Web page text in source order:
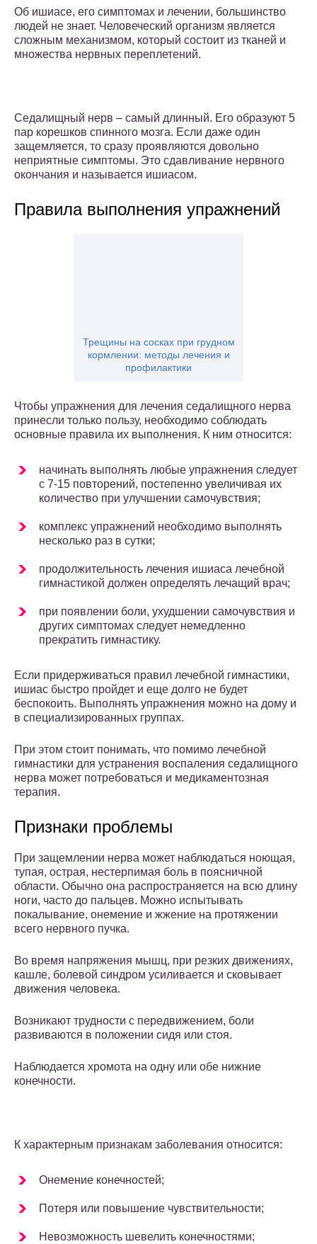
Об ишиасе, его симптомах и лечении, большинство
людей не знает. Человеческий организм является
сложным механизмом, который состоит из тканей и
множества нервных переплетений.
Седалищный нерв ‒ самый длинный. Его образуют 5
пар корешков спинного мозга. Если даже один
защемляется, то сразу проявляются довольно
неприятные симптомы. Это сдавливание нервного
окончания и называется ишиасом.
Правила выполнения упражнений
Трещины на сосках при грудном
кормлении: методы лечения и
профилактики
Чтобы упражнения для лечения седалищного нерва
принесли только пользу, необходимо соблюдать
основные правила их выполнения. К ним относится:
начинать выполнять любые упражнения следует
с 7-15 повторений, постепенно увеличивая их
количество при улучшении самочувствия;
комплекс упражнений необходимо выполнять
несколько раз в сутки;
продолжительность лечения ишиаса лечебной
гимнастикой должен определять лечащий врач;
при появлении боли, ухудшении самочувствия и
других симптомах следует немедленно
прекратить гимнастику.
Если придерживаться правил лечебной гимнастики,
ишиас быстро пройдет и еще долго не будет
беспокоить. Выполнять упражнения можно на дому и
в специализированных группах.
При этом стоит понимать, что помимо лечебной
гимнастики для устранения воспаления седалищного
нерва может потребоваться и медикаментозная
терапия.
Признаки проблемы
При защемлении нерва может наблюдаться ноющая,
тупая, острая, нестерпимая боль в поясничной
области. Обычно она распространяется на всю длину
ноги, часто до пальцев. Можно испытывать
покалывание, онемение и жжение на протяжении
всего нервного пучка.
Во время напряжения мышц, при резких движениях,
кашле, болевой синдром усиливается и сковывает
движения человека.
Возникают трудности с передвижением, боли
развиваются в положении сидя или стоя.
Наблюдается хромота на одну или обе нижние
конечности.
К характерным признакам заболевания относится:
Онемение конечностей;
Потеря или повышение чувствительности;
Невозможность шевелить конечностями;